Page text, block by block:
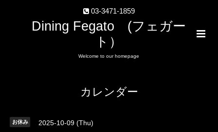
03-3471-1859
Dining Fegato (フェガー
ト）
Welcome to our homepage
カレンダー
お休み 2025-10-09 (Thu)